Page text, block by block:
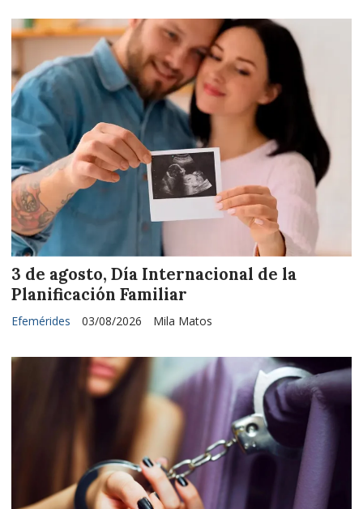
3 de agosto, Día Internacional de la
Planificación Familiar
Mila Matos
Efemérides 03/08/2026